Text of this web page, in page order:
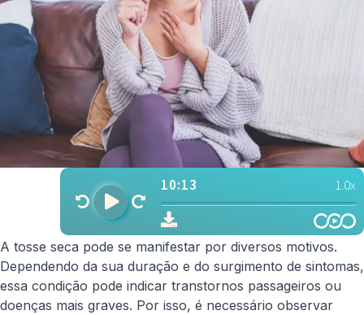
A tosse seca pode se manifestar por diversos motivos.
Dependendo da sua duração e do surgimento de sintomas,
essa condição pode indicar transtornos passageiros ou
doenças mais graves. Por isso, é necessário observar